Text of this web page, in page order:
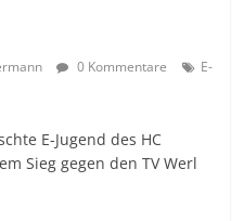
0 Kommentare
E-
E-Jugend des HC
Sieg gegen den TV Werl